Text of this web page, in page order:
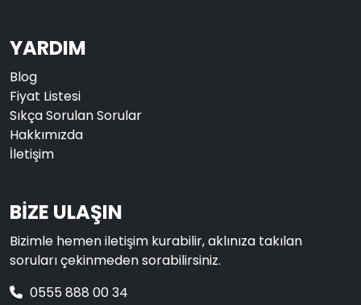
YARDIM
Blog
Fiyat Listesi
Sıkça Sorulan Sorular
Hakkımızda
İletişim
BİZE ULAŞIN
Bizimle hemen iletişim kurabilir, aklınıza takılan
soruları çekinmeden sorabilirsiniz.
0555 888 00 34